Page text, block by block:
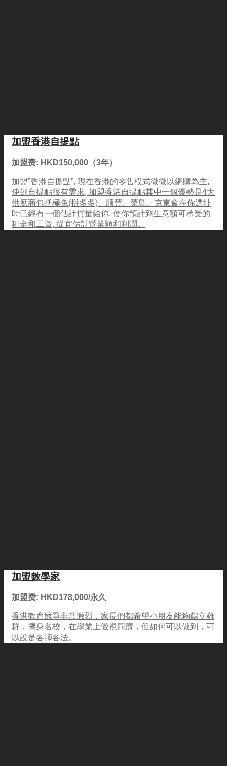
加盟香港自提點
加盟费: HKD150,000（3年）
加盟”香港自提點”, 現在香港的零售模式微微以網購為主,
使到自提點很有需求, 加盟香港自提點其中一個優勢是4大
供應商包括極兔(拼多多)、顺豐、菜鳥、京東會在你選址
時已經有一個估計貨量給你, 使你預計到生意額可承受的
租金和工資, 從宜估計營業額和利潤。
加盟數學家
加盟费: HKD178,000/永久
香港教育競爭非常激烈，家長們都希望小朋友能夠鶴立雞
群，擠身名校，在學業上傲視同躋，但如何可以做到，可
以說是各師各法。